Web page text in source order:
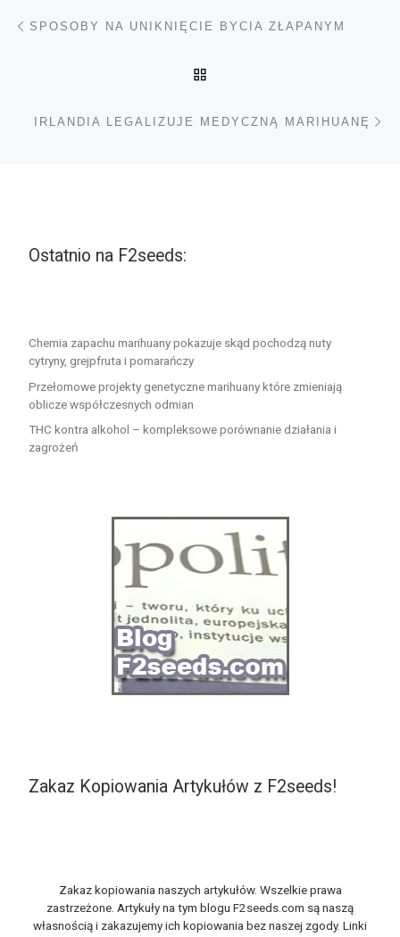
Nawigacja wpisu
SPOSOBY NA UNIKNIĘCIE BYCIA ZŁAPANYM
IRLANDIA LEGALIZUJE MEDYCZNĄ MARIHUANĘ
Ostatnio na F2seeds:
Chemia zapachu marihuany pokazuje skąd pochodzą nuty
cytryny, grejpfruta i pomarańczy
Przełomowe projekty genetyczne marihuany które zmieniają
oblicze współczesnych odmian
THC kontra alkohol – kompleksowe porównanie działania i
zagrożeń
Zakaz Kopiowania Artykułów z F2seeds!
Zakaz kopiowania naszych artykułów. Wszelkie prawa
zastrzeżone. Artykuły na tym blogu F2seeds.com są naszą
własnością i zakazujemy ich kopiowania bez naszej zgody. Linki